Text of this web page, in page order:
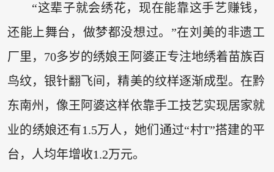
“这辈子就会绣花，现在能靠这手艺赚钱，
还能上舞台，做梦都没想过。”在刘美的非遗工
厂里，70多岁的绣娘王阿婆正专注地绣着苗族百
鸟纹，银针翻飞间，精美的纹样逐渐成型。在黔
东南州，像王阿婆这样依靠手工技艺实现居家就
业的绣娘还有1.5万人，她们通过“村T”搭建的平
台，人均年增收1.2万元。